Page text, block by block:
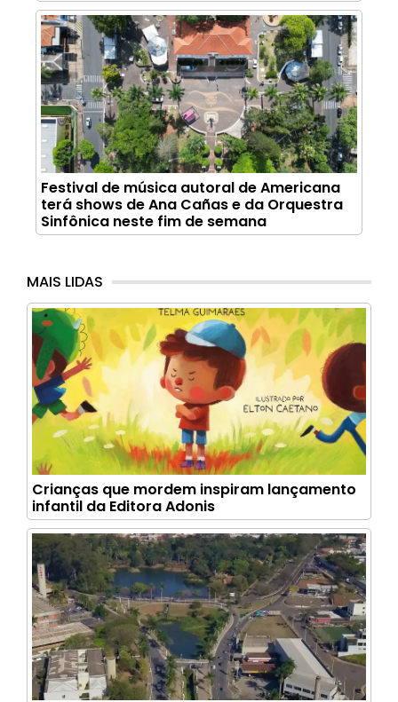
Festival de música autoral de Americana
terá shows de Ana Cañas e da Orquestra
Sinfônica neste fim de semana
MAIS LIDAS
Crianças que mordem inspiram lançamento
infantil da Editora Adonis